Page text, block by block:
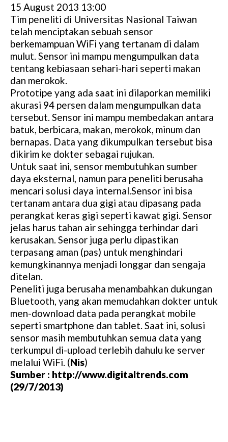
15 August 2013 13:00
Tim peneliti di Universitas Nasional Taiwan
telah menciptakan sebuah sensor
berkemampuan WiFi yang tertanam di dalam
mulut. Sensor ini mampu mengumpulkan data
tentang kebiasaan sehari-hari seperti makan
dan merokok.
Prototipe yang ada saat ini dilaporkan memiliki
akurasi 94 persen dalam mengumpulkan data
tersebut. Sensor ini mampu membedakan antara
batuk, berbicara, makan, merokok, minum dan
bernapas. Data yang dikumpulkan tersebut bisa
dikirim ke dokter sebagai rujukan.
Untuk saat ini, sensor membutuhkan sumber
daya eksternal, namun para peneliti berusaha
mencari solusi daya internal.Sensor ini bisa
tertanam antara dua gigi atau dipasang pada
perangkat keras gigi seperti kawat gigi. Sensor
jelas harus tahan air sehingga terhindar dari
kerusakan. Sensor juga perlu dipastikan
terpasang aman (pas) untuk menghindari
kemungkinannya menjadi longgar dan sengaja
ditelan.
Peneliti juga berusaha menambahkan dukungan
Bluetooth, yang akan memudahkan dokter untuk
men-download data pada perangkat mobile
seperti smartphone dan tablet. Saat ini, solusi
sensor masih membutuhkan semua data yang
terkumpul di-upload terlebih dahulu ke server
melalui WiFi. (Nis)
Sumber : http://www.digitaltrends.com
(29/7/2013)